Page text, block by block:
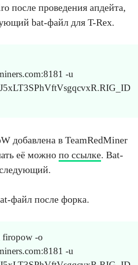
после проведения апдейта,
bat-файл для T-Rex.
-u
добавлена в TeamRedMiner
её можно по ссылке. Bat-
файл после форка.
firopow -o
-u